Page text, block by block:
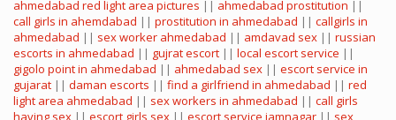
ahmedabad red light area pictures || ahmedabad prostitution ||
call girls in ahemdabad || prostitution in ahmedabad || callgirls in
ahmedabad || sex worker ahmedabad || amdavad sex || russian
escorts in ahmedabad || gujrat escort || local escort service ||
gigolo point in ahmedabad || ahmedabad sex || escort service in
gujarat || daman escorts || find a girlfriend in ahmedabad || red
light area ahmedabad || sex workers in ahmedabad || call girls
having sex || escort girls sex || escort service jamnagar || sex